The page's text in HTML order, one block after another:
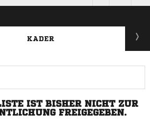
KADER
IST BISHER NICHT ZUR
FREIGEGEBEN.